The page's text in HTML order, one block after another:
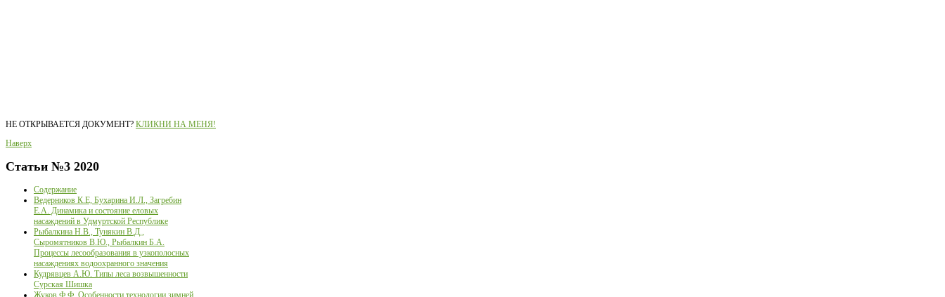
НЕ ОТКРЫВАЕТСЯ ДОКУМЕНТ? КЛИКНИ НА МЕНЯ!
Наверх
Статьи №3 2020
Содержание
Ведерников К.Е, Бухарина И.Л., Загребин
Е.А. Динамика и состояние еловых
насаждений в Удмуртской Республике
Рыбалкина Н.В., Тунякин В.Д.,
Сыромятников В.Ю., Рыбалкин Б.А.
Процессы лесообразования в узкополосных
насаждениях водоохранного значения
Кудрявцев А.Ю. Типы леса возвышенности
Сурская Шишка
Жуков Ф.Ф. Особенности технологии зимней